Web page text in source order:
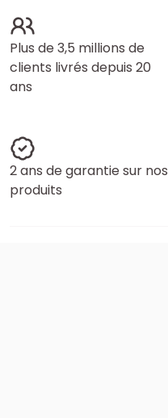
Plus de 3,5 millions de
clients livrés depuis 20
ans
2 ans de garantie sur nos
produits